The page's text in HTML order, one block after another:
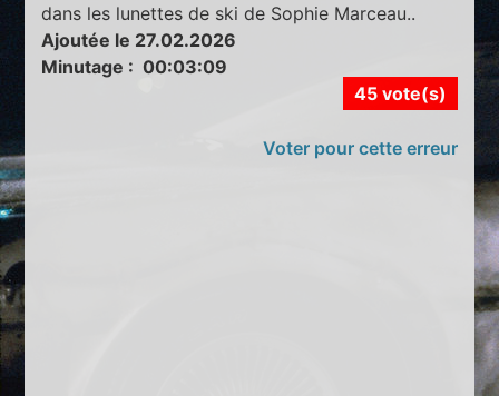
dans les lunettes de ski de Sophie Marceau..
Ajoutée le 27.02.2026
Minutage : 00:03:09
45 vote(s)
Voter pour cette erreur